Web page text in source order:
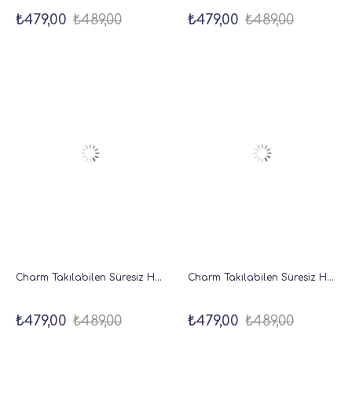
₺479,00 ₺489,00 ₺479,00 ₺489,00
Charm Takılabilen Süresiz Haftalık Planlayıcı Cep Ajanda 9x17 cm Ay
₺479,00 ₺489,00
Charm Takılabilen Süresiz Haftalık Planlayıcı Cep Ajanda 9x17 cm Metalik Gümüş
₺479,00 ₺489,00